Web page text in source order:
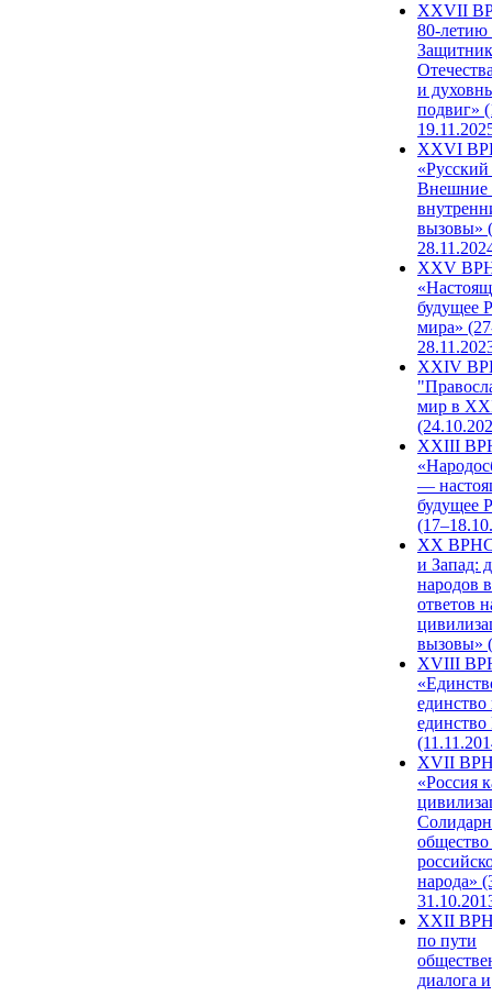
ХХVII
80-
и
подвиг»
XXVI
Внешние
вызовы»
XXV
будущее
мира»
XXIV
мир в
XXIII
—
будущее
XX ВРНС
и Запад:
народов
ответов
вызовы»
XVIII
единство
единство
XVII
«Россия
народа»
XXII
по пути
диалога и